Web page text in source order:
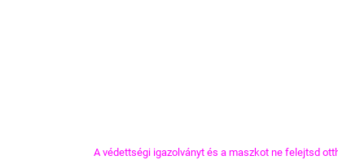
A védettségi igazolványt és a maszkot ne felejtsd